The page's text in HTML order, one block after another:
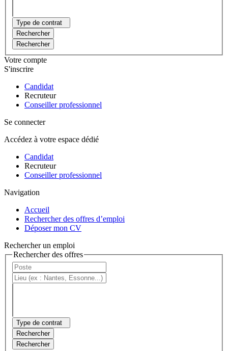
Type de contrat
Rechercher
Rechercher
Votre compte
S'inscrire
Candidat
Recruteur
Conseiller professionnel
Se connecter
Accédez à votre espace dédié
Candidat
Recruteur
Conseiller professionnel
Navigation
Accueil
Rechercher des offres d’emploi
Déposer mon CV
Rechercher un emploi
Rechercher des offres
Type de contrat
Rechercher
Rechercher